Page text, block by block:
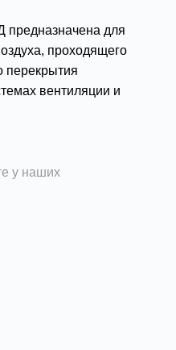
предназначена для
проходящего
перекрытия
вентиляции и
у наших